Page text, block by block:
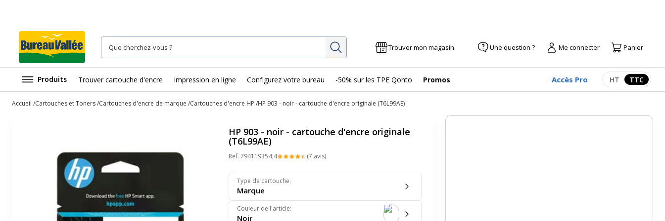
Rechercher Trouver mon magasin Une question ? Me connecter Panier
Produits Trouver cartouche d'encre Impression en ligne Configurez votre bureau -50% sur les TPE Qonto Promos Accès Pro Afficher les
HT TTC
Accueil Cartouches et Toners Cartouches d'encre de marque Cartouches d'encre HP HP 903 - noir - cartouche d'encre originale (T6L99AE)
HP 903 - noir - cartouche d'encre originale
(T6L99AE)
Ref. 794119354,4 (7 avis)
Type de cartouche:
Marque
Couleur de l'article:
Noir